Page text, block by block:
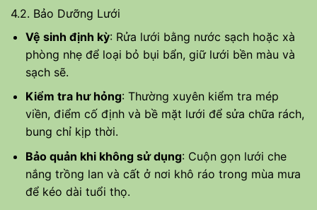
4.2. Bảo Dưỡng Lưới
Vệ sinh định kỳ: Rửa lưới bằng nước sạch hoặc xà
phòng nhẹ để loại bỏ bụi bẩn, giữ lưới bền màu và
sạch sẽ.
Kiểm tra hư hỏng: Thường xuyên kiểm tra mép
viền, điểm cố định và bề mặt lưới để sửa chữa rách,
bung chỉ kịp thời.
Bảo quản khi không sử dụng: Cuộn gọn lưới che
nắng trồng lan và cất ở nơi khô ráo trong mùa mưa
để kéo dài tuổi thọ.